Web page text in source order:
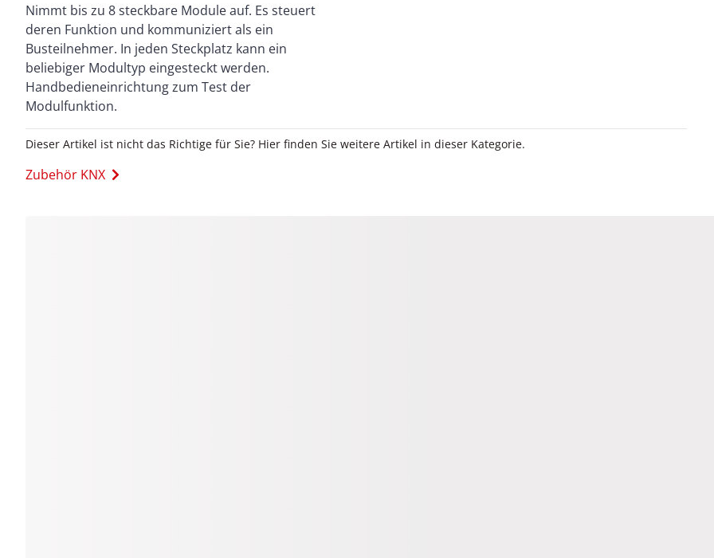
Nimmt bis zu 8 steckbare Module auf. Es steuert
deren Funktion und kommuniziert als ein
Busteilnehmer. In jeden Steckplatz kann ein
beliebiger Modultyp eingesteckt werden.
Handbedieneinrichtung zum Test der
Modulfunktion.
Dieser Artikel ist nicht das Richtige für Sie? Hier finden Sie weitere Artikel in dieser Kategorie.
Zubehör KNX